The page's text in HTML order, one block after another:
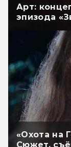
Арт:
эпизода
«Охота на
Сюжет,